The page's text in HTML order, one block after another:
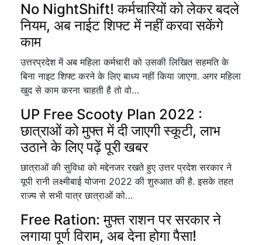
No NightShift! कर्मचारियों को लेकर बदले
नियम, अब नाईट शिफ्ट में नहीं करवा सकेंगे
काम
उत्तरप्रदेश में अब महिला कर्मचारी को उसकी लिखित सहमति के
बिना नाइट शिफ्ट करने के लिए बाध्य नहीं किया जाएगा. अगर महिला
खुद से काम करना चाहती है तो वो…
UP Free Scooty Plan 2022 :
छात्राओं को मुफ्त में दी जाएगी स्कूटी, लाभ
उठाने के लिए पढ़ें पूरी खबर
छात्राओं की सुविधा को मद्देनजर रखते हुए उत्तर प्रदेश सरकार ने
यूपी रानी लक्ष्मीबाई योजना 2022 की शुरुआत की है. इसके तहत
राज्य से सभी पात्र छात्राओं को…
Free Ration: मुफ्त राशन पर सरकार ने
लगाया पूर्ण विराम, अब देना होगा पैसा!